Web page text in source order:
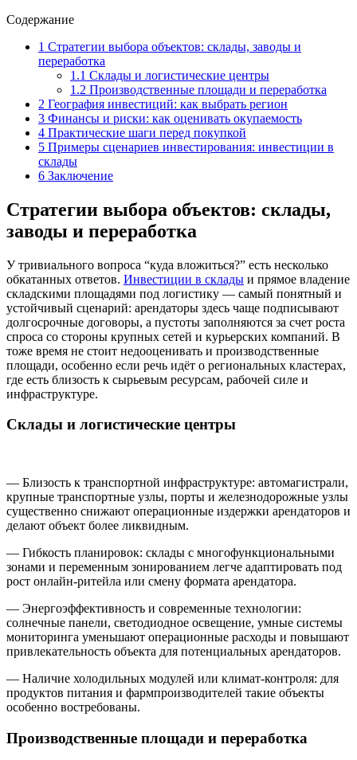
Содержание
1 Стратегии выбора объектов: склады, заводы и
переработка
1.1 Склады и логистические центры
1.2 Производственные площади и переработка
2 География инвестиций: как выбрать регион
3 Финансы и риски: как оценивать окупаемость
4 Практические шаги перед покупкой
5 Примеры сценариев инвестирования: инвестиции в
склады
6 Заключение
Стратегии выбора объектов: склады,
заводы и переработка
У тривиального вопроса “куда вложиться?” есть несколько
обкатанных ответов. Инвестиции в склады и прямое владение
складскими площадями под логистику — самый понятный и
устойчивый сценарий: арендаторы здесь чаще подписывают
долгосрочные договоры, а пустоты заполняются за счет роста
спроса со стороны крупных сетей и курьерских компаний. В
тоже время не стоит недооценивать и производственные
площади, особенно если речь идёт о региональных кластерах,
где есть близость к сырьевым ресурсам, рабочей силе и
инфраструктуре.
Склады и логистические центры
— Близость к транспортной инфраструктуре: автомагистрали,
крупные транспортные узлы, порты и железнодорожные узлы
существенно снижают операционные издержки арендаторов и
делают объект более ликвидным.
— Гибкость планировок: склады с многофункциональными
зонами и переменным зонированием легче адаптировать под
рост онлайн-ритейла или смену формата арендатора.
— Энергоэффективность и современные технологии:
солнечные панели, светодиодное освещение, умные системы
мониторинга уменьшают операционные расходы и повышают
привлекательность объекта для потенциальных арендаторов.
— Наличие холодильных модулей или климат-контроля: для
продуктов питания и фармпроизводителей такие объекты
особенно востребованы.
Производственные площади и переработка